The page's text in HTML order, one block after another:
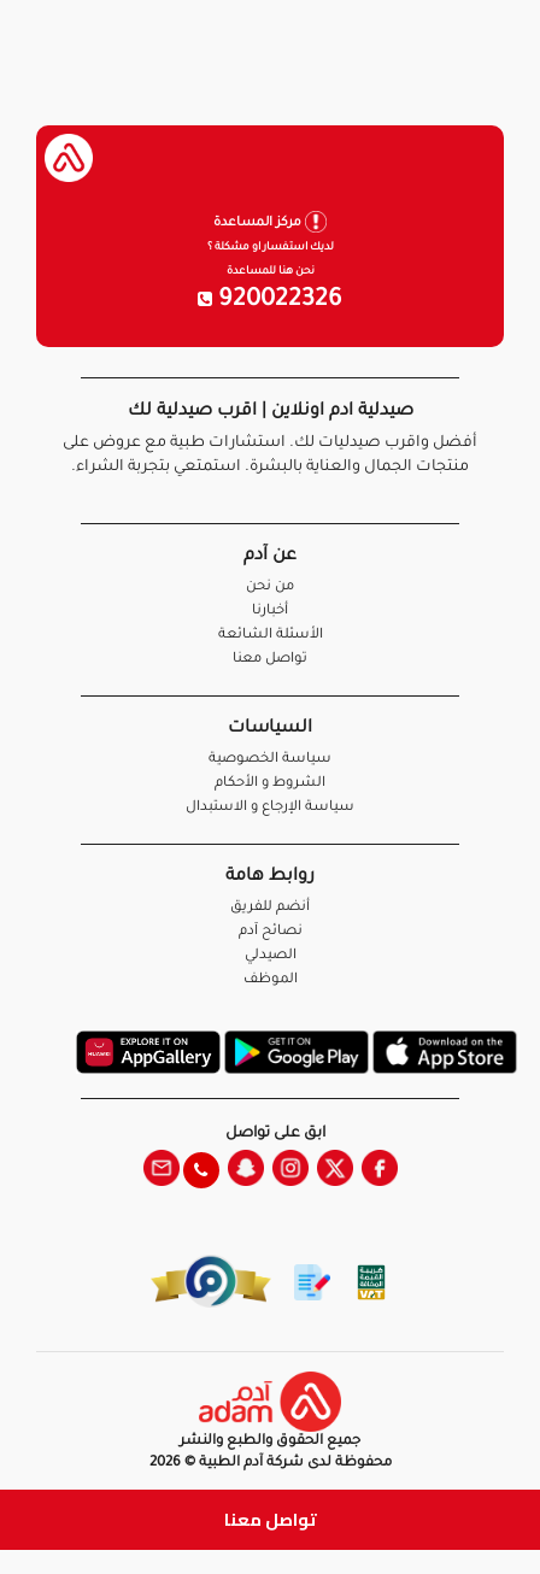
تواصل معنا
مركز المساعدة
لديك استفسار او مشكلة ؟
نحن هنا للمساعدة
920022326
صيدلية ادم اونلاين | اقرب صيدلية لك
أفضل واقرب صيدليات لك. استشارات طبية مع عروض على
منتجات الجمال والعناية بالبشرة. استمتعي بتجربة الشراء.
عن آدم
من نحن
أخبارنا
الأسئلة الشائعة
تواصل معنا
السياسات
سياسة الخصوصية
الشروط و الأحكام
سياسة الإرجاع و الاستبدال
روابط هامة
أنضم للفريق
نصائح آدم
الصيدلي
الموظف
ابق على تواصل
جميع الحقوق والطبع والنشر
محفوظة لدى شركة آدم الطبية © 2026